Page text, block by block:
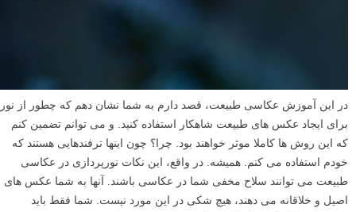
در این آموزش عکاسی طبیعت، قصد دارم به شما نشان دهم که چطور از نور
برای ایجاد عکس های طبیعت شاهکار استفاده کنید. و می توانم تضمین کنم
که این روش ها کاملا موثر خواهند بود. چرا؟ چون اینها ترفندهایی هستند که
خودم استفاده می کنم. همیشه. در واقع، این نکات نورپردازی در عکاسی
طبیعت می توانند سلاح مخفی شما در عکاسی باشند. آنها به شما عکس های
اصیل و خلاقانه می دهند، هیچ شکی در این مورد نیست. شما فقط باید